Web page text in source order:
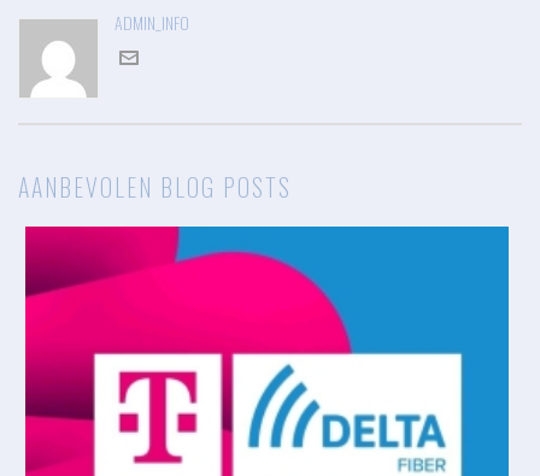
ADMIN_INFO
AANBEVOLEN BLOG POSTS